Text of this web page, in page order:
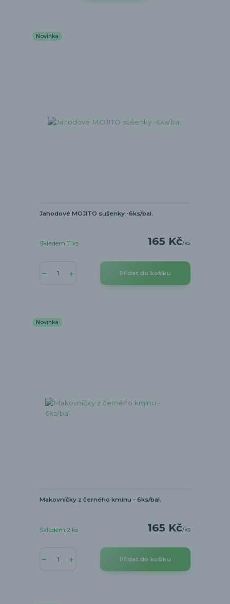
Novinka
Jahodové MOJITO sušenky -6ks/bal.
165 Kč/ks
Skladem 11 ks
Přidat do košíku
Novinka
Makovníčky z černého kmínu - 6ks/bal.
165 Kč/ks
Skladem 2 ks
Přidat do košíku